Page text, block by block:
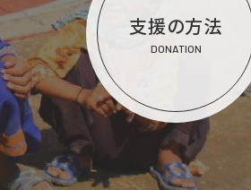
支援の方法
DONATION